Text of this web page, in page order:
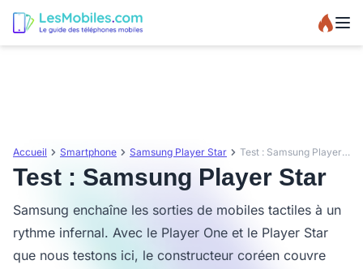
Accueil Smartphone Samsung Player Star Test : Samsung Player Star
Test : Samsung Player Star
Samsung enchaîne les sorties de mobiles tactiles à un
rythme infernal. Avec le Player One et le Player Star
que nous testons ici, le constructeur coréen couvre